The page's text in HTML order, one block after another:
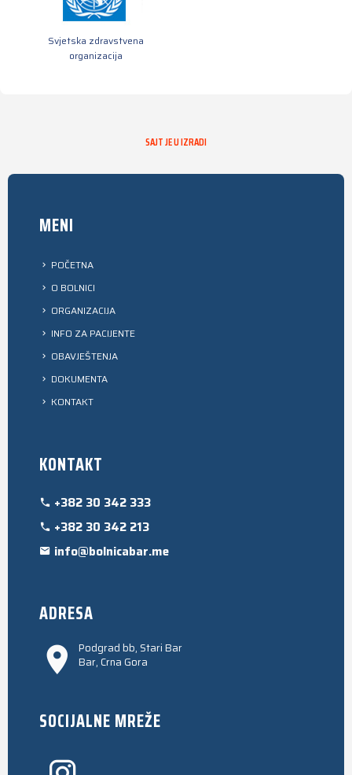
Svjetska zdravstvena
organizacija
SAJT JE U IZRADI
MENI
POČETNA
O BOLNICI
ORGANIZACIJA
INFO ZA PACIJENTE
OBAVJEŠTENJA
DOKUMENTA
KONTAKT
KONTAKT
+382 30 342 333
+382 30 342 213
info@bolnicabar.me
ADRESA
Podgrad bb, Stari Bar
Bar, Crna Gora
SOCIJALNE MREŽE